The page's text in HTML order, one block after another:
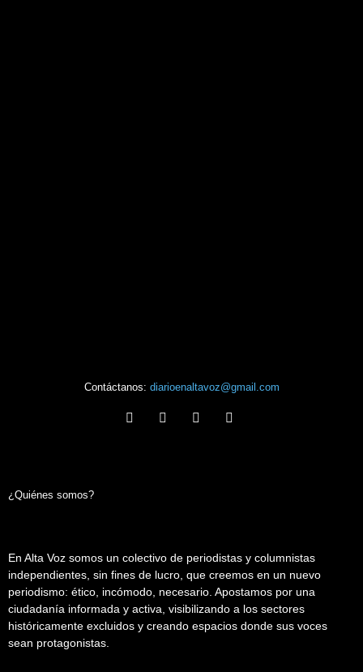
Contáctanos: diarioenaltavoz@gmail.com
¿Quiénes somos?
En Alta Voz somos un colectivo de periodistas y columnistas
independientes, sin fines de lucro, que creemos en un nuevo
periodismo: ético, incómodo, necesario. Apostamos por una
ciudadanía informada y activa, visibilizando a los sectores
históricamente excluidos y creando espacios donde sus voces
sean protagonistas.